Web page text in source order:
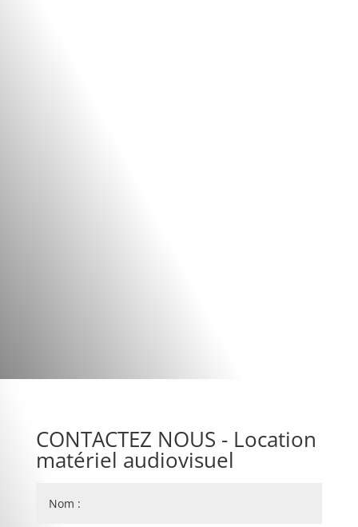
CONTACTEZ NOUS - Location
matériel audiovisuel